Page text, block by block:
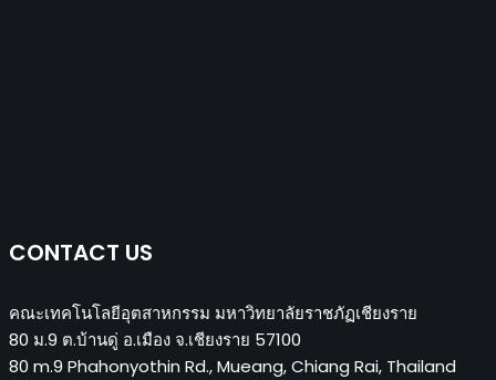
CONTACT US
คณะเทคโนโลยีอุตสาหกรรม มหาวิทยาลัยราชภัฏเชียงราย
80 ม.9 ต.บ้านดู่ อ.เมือง จ.เชียงราย 57100
80 m.9 Phahonyothin Rd., Mueang, Chiang Rai, Thailand